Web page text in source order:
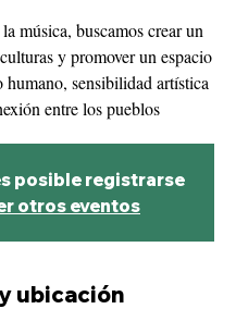
música, buscamos crear un
y promover un espacio
humano, sensibilidad artística
entre los pueblos
posible registrarse
otros eventos
ubicación